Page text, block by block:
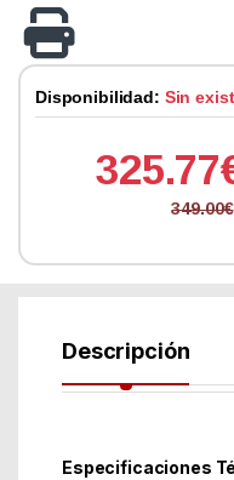
Disponibilidad: Sin
325.77
349.00€
Descripción
Especificaciones